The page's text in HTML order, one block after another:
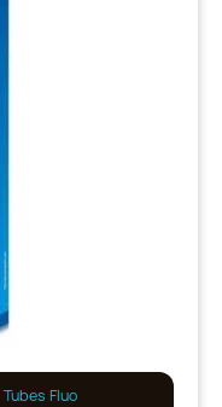
Tubes Fluo